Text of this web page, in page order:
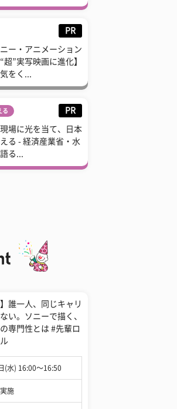
PR
ニー・アニメーション
超”実写映画に進化】
をく...
る PR
場に光を当て、日本
る - 経済産業省・水
る...
】誰一人、同じキャリ
い。ソニーで描く、
専門性とは #先輩ロ
(水) 16:00〜16:50
施